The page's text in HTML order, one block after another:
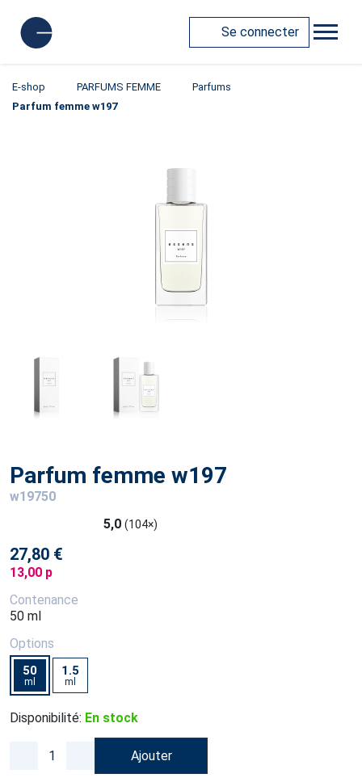
Se connecter
E-shop PARFUMS FEMME
Parfums
Parfum femme w197
Parfum femme w197
w19750
5,0 (104×)
27,80 €
13,00 p
Contenance
50 ml
Options
50
ml
1.5
ml
Disponibilité: En stock
Ajouter